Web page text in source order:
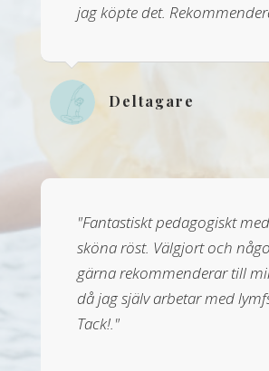
jag köpte det.
Deltagare
"Fantastiskt pedagogiskt
sköna röst. Välgjort och
gärna rekommenderar till
då jag själv arbetar med
Tack!."